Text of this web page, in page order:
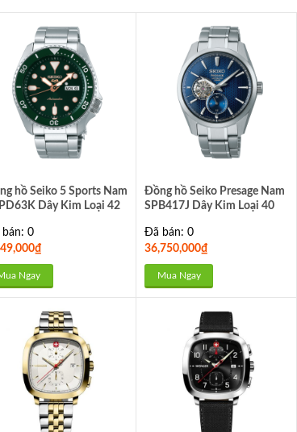
hồ Seiko 5 Sports Nam
Dây Kim Loại 42
0
₫
Ngay
Đồng hồ Seiko Presage Nam
SPB417J Dây Kim Loại 40
Đã bán: 0
36,750,000₫
Mua Ngay